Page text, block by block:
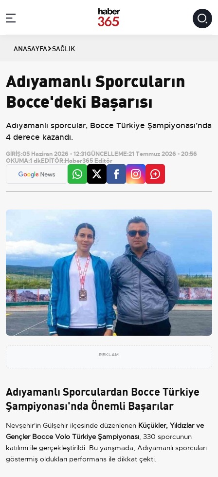
ANASAYFA SAĞLIK
Adıyamanlı Sporcuların
Bocce'deki Başarısı
Adıyamanlı sporcular, Bocce Türkiye Şampiyonası’nda
4 derece kazandı.
GİRİŞ:05 Haziran 2026 - 12:31GÜNCELLEME:21 Temmuz 2026 - 20:56
OKUMA:1 dkEDİTÖR:Haber365 Editör
REKLAM
Adıyamanlı Sporculardan Bocce Türkiye
Şampiyonası'nda Önemli Başarılar
Nevşehir'in Gülşehir ilçesinde düzenlenen Küçükler, Yıldızlar ve
Gençler Bocce Volo Türkiye Şampiyonası, 330 sporcunun
katılımı ile gerçekleştirildi. Bu yarışmada, Adıyamanlı sporcuları
göstermiş oldukları performans ile dikkat çekti.